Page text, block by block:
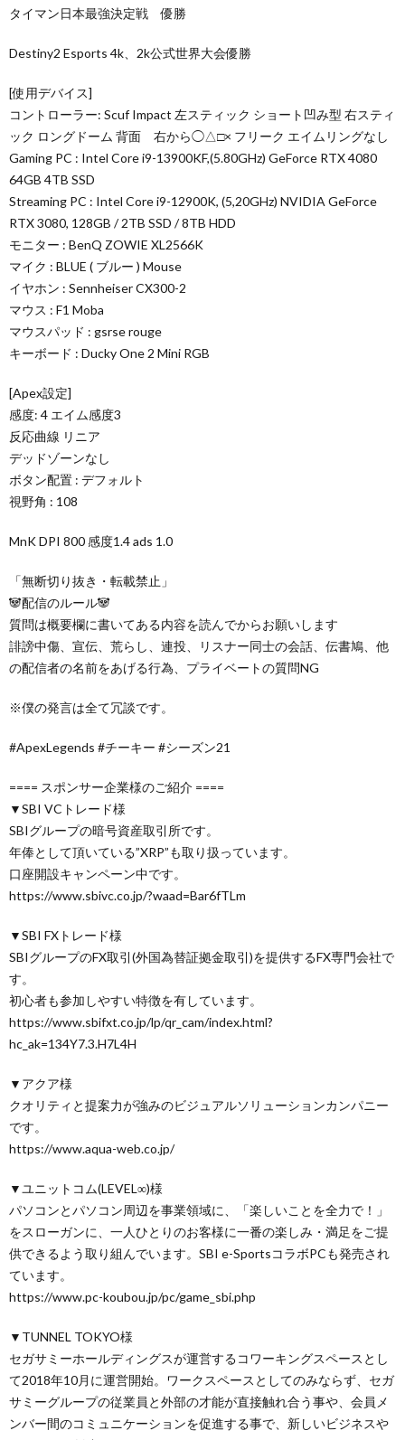
タイマン日本最強決定戦 優勝
Destiny2 Esports 4k、2k公式世界大会優勝
[使用デバイス]
コントローラー: Scuf Impact 左スティック ショート凹み型 右スティ
ック ロングドーム 背面 右から◯△□× フリーク エイムリングなし
Gaming PC : Intel Core i9-13900KF,(5.80GHz) GeForce RTX 4080
64GB 4TB SSD
Streaming PC : Intel Core i9-12900K, (5,20GHz) NVIDIA GeForce
RTX 3080, 128GB / 2TB SSD / 8TB HDD
モニター : BenQ ZOWIE XL2566K
マイク : BLUE ( ブルー ) Mouse
イヤホン : Sennheiser CX300-2
マウス : F1 Moba
マウスパッド : gsrse rouge
キーボード : Ducky One 2 Mini RGB
[Apex設定]
感度: 4 エイム感度3
反応曲線 リニア
デッドゾーンなし
ボタン配置 : デフォルト
視野角 : 108
MnK DPI 800 感度1.4 ads 1.0
「無断切り抜き・転載禁止」
🐼配信のルール🐼
質問は概要欄に書いてある内容を読んでからお願いします
誹謗中傷、宣伝、荒らし、連投、リスナー同士の会話、伝書鳩、他
の配信者の名前をあげる行為、プライベートの質問NG
※僕の発言は全て冗談です。
#ApexLegends #チーキー #シーズン21
==== スポンサー企業様のご紹介 ====
▼SBI VCトレード様
SBIグループの暗号資産取引所です。
年俸として頂いている”XRP”も取り扱っています。
口座開設キャンペーン中です。
https://www.sbivc.co.jp/?waad=Bar6fTLm
▼SBI FXトレード様
SBIグループのFX取引(外国為替証拠金取引)を提供するFX専門会社で
す。
初心者も参加しやすい特徴を有しています。
https://www.sbifxt.co.jp/lp/qr_cam/index.html?
hc_ak=134Y7.3.H7L4H
▼アクア様
クオリティと提案力が強みのビジュアルソリューションカンパニー
です。
https://www.aqua-web.co.jp/
▼ユニットコム(LEVEL∞)様
パソコンとパソコン周辺を事業領域に、「楽しいことを全力で！」
をスローガンに、一人ひとりのお客様に一番の楽しみ・満足をご提
供できるよう取り組んでいます。SBI e-SportsコラボPCも発売され
ています。
https://www.pc-koubou.jp/pc/game_sbi.php
▼TUNNEL TOKYO様
セガサミーホールディングスが運営するコワーキングスペースとし
て2018年10月に運営開始。ワークスペースとしてのみならず、セガ
サミーグループの従業員と外部の才能が直接触れ合う事や、会員メ
ンバー間のコミュニケーションを促進する事で、新しいビジネスや